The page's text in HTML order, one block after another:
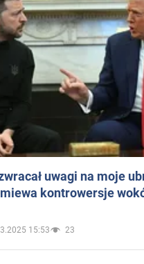
uwagi na moje
kontrowersje
15:53 23